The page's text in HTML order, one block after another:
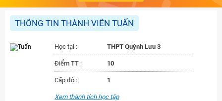
THÔNG TIN THÀNH VIÊN TUẤN
Học tại : THPT Quỳnh Lưu 3
Điểm TT : 10
Cấp độ : 1
Xem thành tích học tập